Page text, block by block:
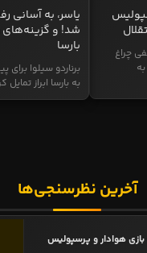
چراغ
یاسر، به آسانی
شد! و گزینه‌های
بارسا
برناردو سیلوا برای
به بارسا ابراز تمایل
آخرین نظرسنجی‌ها
هوادار و پرسپولیس